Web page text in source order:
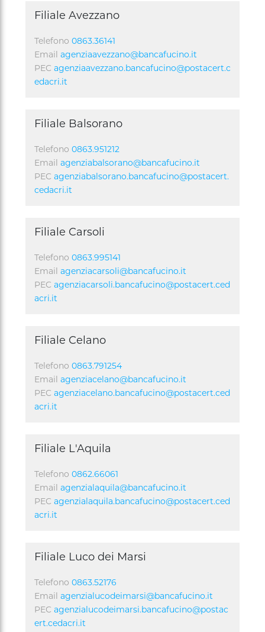
Filiale Avezzano
Telefono 0863.36141
Email agenziaavezzano@bancafucino.it
PEC agenziaavezzano.bancafucino@postacert.c
edacri.it
Filiale Balsorano
Telefono 0863.951212
Email agenziabalsorano@bancafucino.it
PEC agenziabalsorano.bancafucino@postacert.
cedacri.it
Filiale Carsoli
Telefono 0863.995141
Email agenziacarsoli@bancafucino.it
PEC agenziacarsoli.bancafucino@postacert.ced
acri.it
Filiale Celano
Telefono 0863.791254
Email agenziacelano@bancafucino.it
PEC agenziacelano.bancafucino@postacert.ced
acri.it
Filiale L'Aquila
Telefono 0862.66061
Email agenzialaquila@bancafucino.it
PEC agenzialaquila.bancafucino@postacert.ced
acri.it
Filiale Luco dei Marsi
Telefono 0863.52176
Email agenzialucodeimarsi@bancafucino.it
PEC agenzialucodeimarsi.bancafucino@postac
ert.cedacri.it